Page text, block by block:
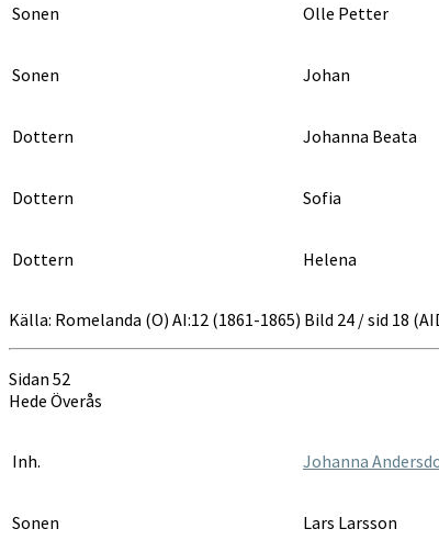
Sonen Olle Petter
Sonen Johan
Dottern Johanna Beata
Dottern Sofia
Dottern Helena
Källa: Romelanda (O) AI:12 (1861-1865) Bild 24 / sid 18
Sidan 52
Hede Överås
Inh. Johanna
Sonen Lars Larsson